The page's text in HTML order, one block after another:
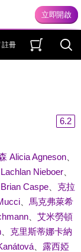
註冊
6.2
Alicia Agneson、
Nieboer、
Caspe、 克拉
、 馬克弗萊希
、 艾米勞頓
、 克里斯蒂娜卡納
、 露西婭